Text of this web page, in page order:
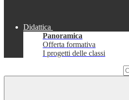
Didattica
Panoramica
Offerta formativa
I progetti delle classi